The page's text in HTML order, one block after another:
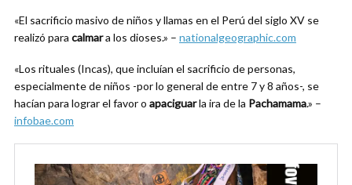
«El sacrificio masivo de niños y llamas en el Perú del siglo XV se
realizó para calmara los dioses.» – nationalgeographic.com
«Los rituales (Incas), que incluían el sacrificio de personas,
especialmente de niños -por lo general de entre 7 y 8 años-, se
hacían para lograr el favor o apaciguarla ira de la Pachamama.» –
infobae.com